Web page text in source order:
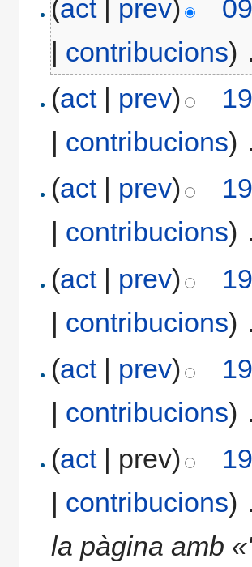
(act| prev)
| contribucions)
(act| prev)
| contribucions)
(act| prev)
| contribucions)
(act| prev)
| contribucions)
(act| prev)
| contribucions)
(act| prev)
contribucions)
la pàgina amb